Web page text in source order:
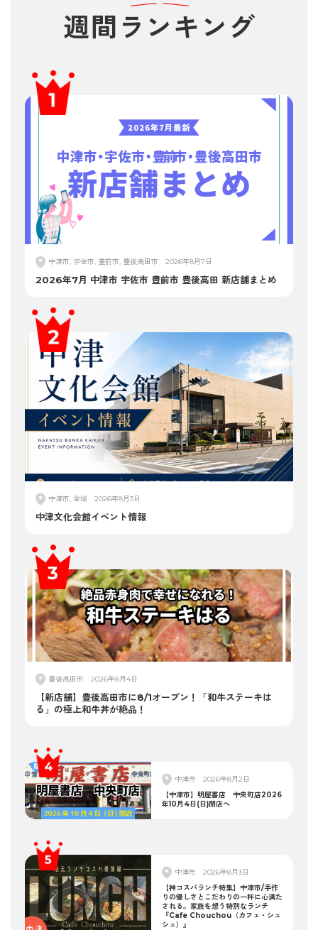
週間 ランキング
中津市, 宇佐市, 豊前市, 豊後高田市 2026年8月7日
2026年7月 中津市 宇佐市 豊前市 豊後高田 新店舗まとめ
中津市, 全域 2026年8月3日
中津文化会館イベント情報
豊後高田市 2026年8月4日
【新店舗】豊後高田市に8/1オープン！「和牛ステーキは
る」の極上和牛丼が絶品！
中津市
2026年8月2日
【中津市】明屋書店 中央町店2026
年10月4日(日)閉店へ
中津市
2026年8月3日
【神コスパランチ特集】中津市/手作
りの優しさとこだわりの一杯に心満た
される。家族を想う特別なランチ
『Cafe Chouchou（カフェ・シュ
シュ）』